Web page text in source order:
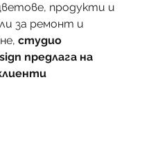
продукти и
за ремонт и
студио
предлага на